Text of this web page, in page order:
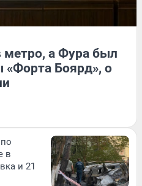
метро, а Фура был
Боярд», о
в
и 21